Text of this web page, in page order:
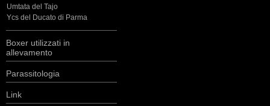
Umtata del Tajo
Ycs del Ducato di Parma
Boxer utilizzati in
allevamento
Parassitologia
Link